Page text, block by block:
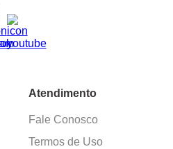
Atendimento
Fale Conosco
Termos de Uso